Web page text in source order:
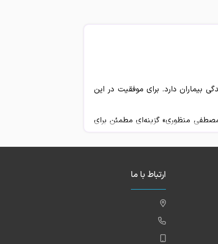
دارد. برای موفقیت در این
منظوری» گزینه‌ای مطمئن برای
موارد زیر است:
ارتباط با ما